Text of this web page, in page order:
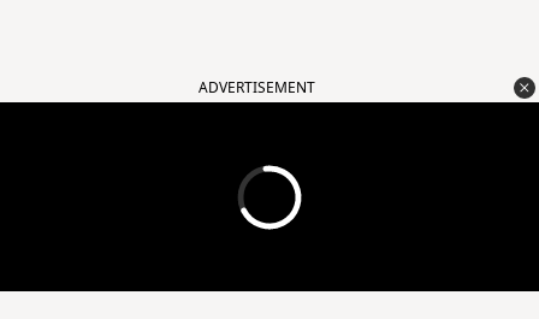
ADVERTISEMENT